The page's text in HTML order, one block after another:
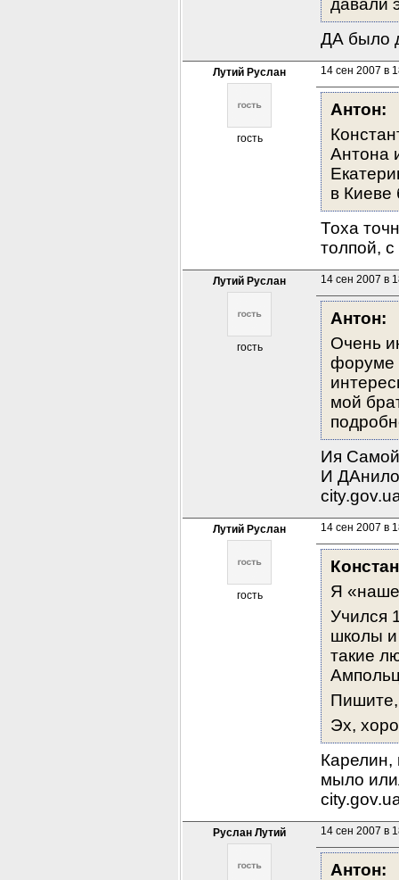
давали
ДА было
Лутий Руслан
гость
14 сен 2007 в
Антон:
Антона
в Киеве
Тоха
толпой,
Лутий Руслан
гость
14 сен 2007 в
Антон:
Очень
форуме
мой
Ия
И
Лутий Руслан
гость
14 сен 2007 в
Я
Учился
школы
такие
Пишите,
Эх,
мыло
Руслан Лутий 14 сен 2007 в
Антон: